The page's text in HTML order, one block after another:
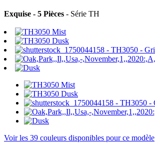
Exquise - 5 Pièces - Série TH
Voir les 39 couleurs disponibles pour ce modèle